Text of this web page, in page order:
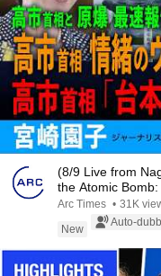
(8/9 Live from
the Atomic Bomb:
Arc Times • 31K
New
Auto-